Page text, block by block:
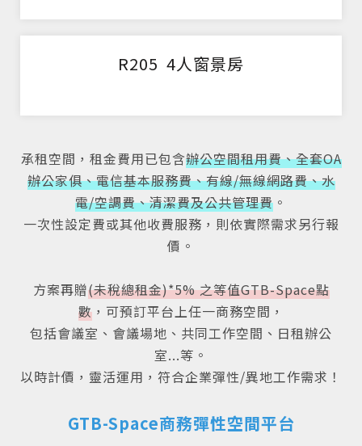
R205 4人窗景房
承租空間，租金費用已包含辦公空間租用費、全套OA
辦公家俱、電信基本服務費、有線/無線網路費、水
電/空調費、清潔費及公共管理費 。
一次性設定費或其他收費服務，則依實際需求另行報
價。
方案再贈(未稅總租金)*5% 之等值GTB-Space點
數，可預訂平台上任一商務空間 ，
包括會議室、會議場地、共同工作空間、日租辦公
室...等。
以時計價，靈活運用，符合企業彈性/異地工作需求！
GTB-Space商務彈性空間平台